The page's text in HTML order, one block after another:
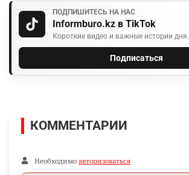
ПОДПИШИТЕСЬ НА НАС
Informburo.kz в TikTok
Короткие видео и важные истории дня.
Подписаться
КОММЕНТАРИИ
Необходимо авторизоваться